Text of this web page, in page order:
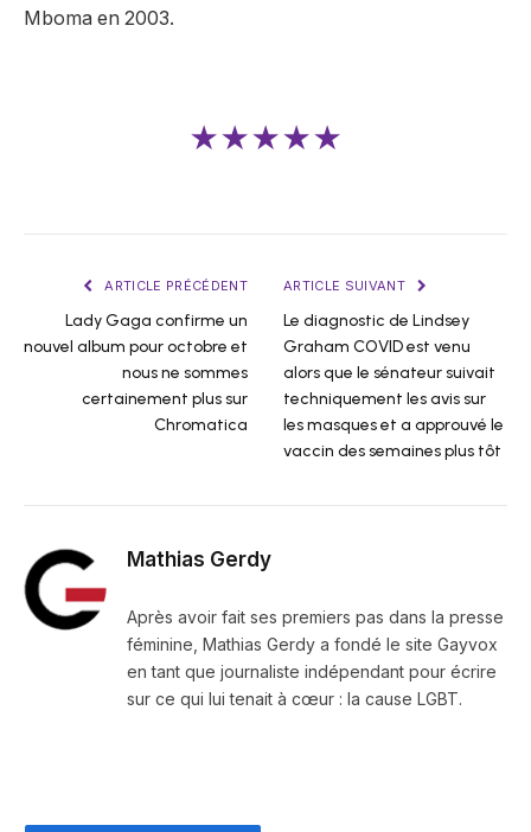
Mboma en 2003.
★★★★★
ARTICLE PRÉCÉDENT
Lady Gaga confirme un
nouvel album pour octobre et
nous ne sommes
certainement plus sur
Chromatica
ARTICLE SUIVANT
Le diagnostic de Lindsey
Graham COVID est venu
alors que le sénateur suivait
techniquement les avis sur
les masques et a approuvé le
vaccin des semaines plus tôt
Mathias Gerdy
Après avoir fait ses premiers pas dans la presse
féminine, Mathias Gerdy a fondé le site Gayvox
en tant que journaliste indépendant pour écrire
sur ce qui lui tenait à cœur : la cause LGBT.